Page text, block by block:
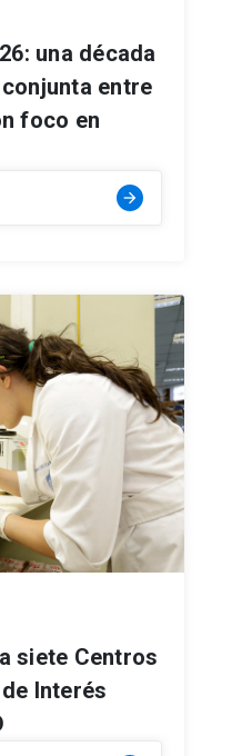
una década
entre
foco en
arrow_forward
siete Centros
Interés